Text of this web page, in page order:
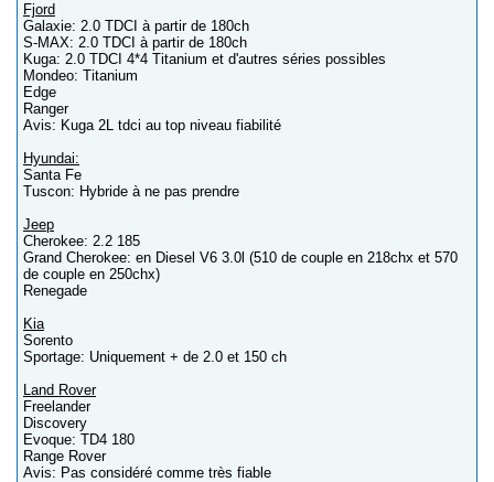
Fjord
Galaxie: 2.0 TDCI à partir de 180ch
S-MAX: 2.0 TDCI à partir de 180ch
Kuga: 2.0 TDCI 4*4 Titanium et d'autres séries possibles
Mondeo: Titanium
Edge
Ranger
Avis: Kuga 2L tdci au top niveau fiabilité
Hyundai:
Santa Fe
Tuscon: Hybride à ne pas prendre
Jeep
Cherokee: 2.2 185
Grand Cherokee: en Diesel V6 3.0l (510 de couple en 218chx et 570
de couple en 250chx)
Renegade
Kia
Sorento
Sportage: Uniquement + de 2.0 et 150 ch
Land Rover
Freelander
Discovery
Evoque: TD4 180
Range Rover
Avis: Pas considéré comme très fiable